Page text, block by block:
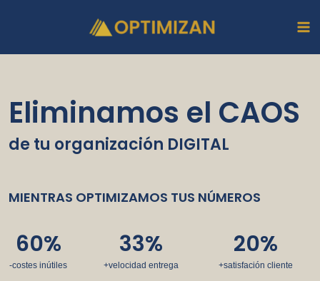
contenido
Eliminamos el CAOS
de tu organización DIGITAL
MIENTRAS OPTIMIZAMOS TUS NÚMEROS
-costes inútiles
60%
+velocidad entrega
33%
+satisfación cliente
20%